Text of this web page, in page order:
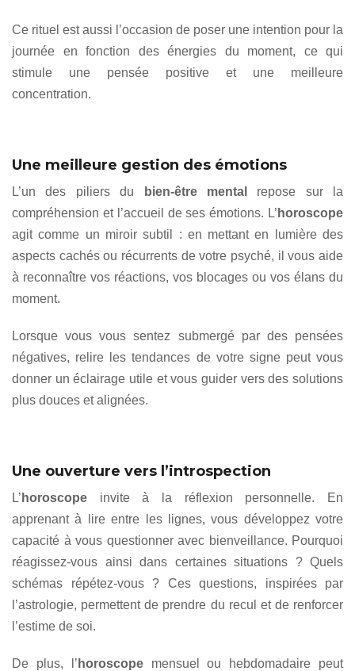
Ce rituel est aussi l’occasion de poser une intention pour la
journée en fonction des énergies du moment, ce qui
stimule une pensée positive et une meilleure
concentration.
Une meilleure gestion des émotions
L’un des piliers du bien-être mental
repose sur la
compréhension et l’accueil de ses émotions. L’ horoscope
agit comme un miroir subtil : en mettant en lumière des
aspects cachés ou récurrents de votre psyché, il vous aide
à reconnaître vos réactions, vos blocages ou vos élans du
moment.
Lorsque vous vous sentez submergé par des pensées
négatives, relire les tendances de votre signe peut vous
donner un éclairage utile et vous guider vers des solutions
plus douces et alignées.
Une ouverture vers l’introspection
L’ horoscope invite à la réflexion personnelle. En
apprenant à lire entre les lignes, vous développez votre
capacité à vous questionner avec bienveillance. Pourquoi
réagissez-vous ainsi dans certaines situations ? Quels
schémas répétez-vous ? Ces questions, inspirées par
l’astrologie, permettent de prendre du recul et de renforcer
l’estime de soi.
De plus, l’ horoscopemensuel ou hebdomadaire peut